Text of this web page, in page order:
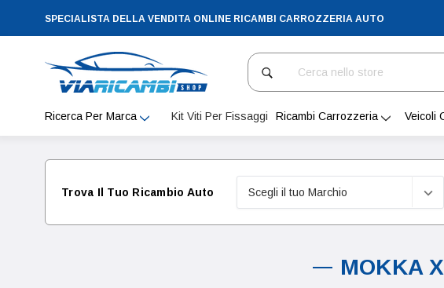
SPECIALISTA DELLA VENDITA ONLINE RICAMBI CARROZZERIA AUTO
Cerca
Ricerca Per Marca Kit Viti Per Fissaggi Ricambi Carrozzeria Veicoli
Trova Il Tuo Ricambio Auto
MOKKA